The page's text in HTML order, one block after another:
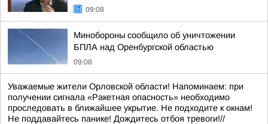
09:08
Минобороны сообщило об уничтожении
БПЛА над Оренбургской областью
09:08
Уважаемые жители Орловской области! Напоминаем: при
получении сигнала «Ракетная опасность» необходимо
проследовать в ближайшее укрытие. Не подходите к окнам!
Не поддавайтесь панике! Дождитесь отбоя тревоги!//